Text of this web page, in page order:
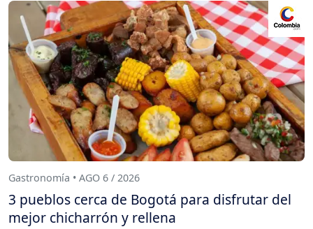
Gastronomía • AGO 6 / 2026
3 pueblos cerca de Bogotá para disfrutar del
mejor chicharrón y rellena